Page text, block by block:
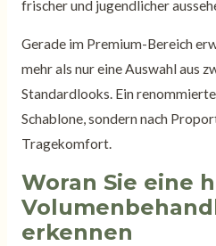
frischer und jugendlicher
Gerade im Premium-Bereich
mehr als nur eine Auswahl aus
Standardlooks. Ein
Schablone, sondern nach
Tragekomfort.
Woran Sie eine
erkennen